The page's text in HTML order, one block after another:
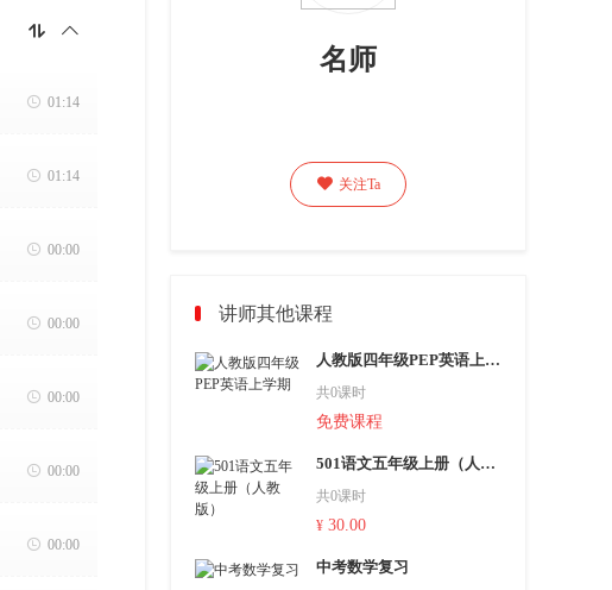
 
 01:14
 01:14
 00:00
 00:00
 00:00
 00:00
 00:00
名师
 关注Ta
讲师其他课程
人教版四年级PEP英语上学期
共0课时
免费课程
501语文五年级上册（人教版）
共0课时
¥ 30.00
中考数学复习